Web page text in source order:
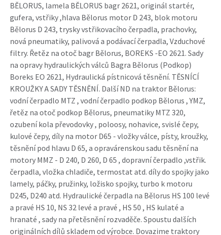
BĚLORUS, lamela BĚLORUS bagr 2621, originál startér,
gufera, vstřiky ,hlava Bělorus motor D 243, blok motoru
Bělorus D 243, trysky vstřikovacího čerpadla, prachovky,
nová pneumatiky, palivová a podávací čerpadla, Vzduchové
filtry. Řetěz na otoč bagr Bělorus, BOREKS -EO 2621. Sady
na opravy hydraulických válců Bagra Bělorus (Podkop)
Boreks EO 2621, Hydraulická pístnicová těsnění. TĚSNÍCÍ
KROUŽKY A SADY TĚSNĚNÍ. Další ND na traktor Bělorus:
vodní čerpadlo MTZ , vodní čerpadlo podkop Bělorus , YMZ,
řetěz na otoč podkop Bělorus, pneumatiky MTZ 320,
ozubení kola převodovky , poloosy, nohavice, svislé čepy,
kulové čepy, díly na motor D65 - vložky válce, písty, kroužky,
těsnění pod hlavu D 65, a opravárenskou sadu těsnění na
motory MMZ - D 240, D 260, D 65 , dopravní čerpadlo ,vstřik.
čerpadla, vložka chladiče, termostat atd. díly do spojky jako
lamely, páčky, pružinky, ložisko spojky, turbo k motoru
D245, D240 atd. Hydraulické čerpadla na Bělorus HS 100 levé
a pravé HS 10, NS 32 levé a pravé , HS 50 , HS kulaté a
hranaté , sady na přetěsnění rozvaděče. Spoustu dalších
originálních dílů skladem od výrobce. Dovazime traktory